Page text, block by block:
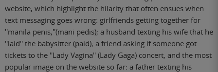
website, which highlight the hilarity that often ensues when
text messaging goes wrong: girlfriends getting together for
''manila penis,''(mani pedis); a husband texting his wife that he
''laid'' the babysitter (paid); a friend asking if someone got
tickets to the ''Lady Vagina'' (Lady Gaga) concert, and the most
popular image on the website so far: a father texting his